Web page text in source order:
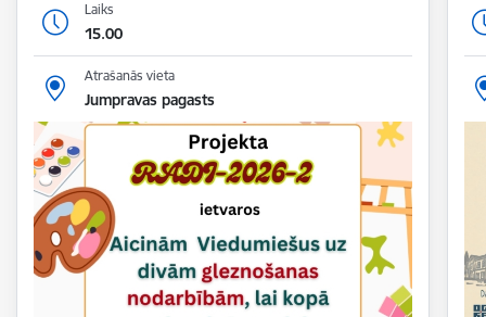
Laiks
15.00
Atrašanās vieta
Jumpravas pagasts